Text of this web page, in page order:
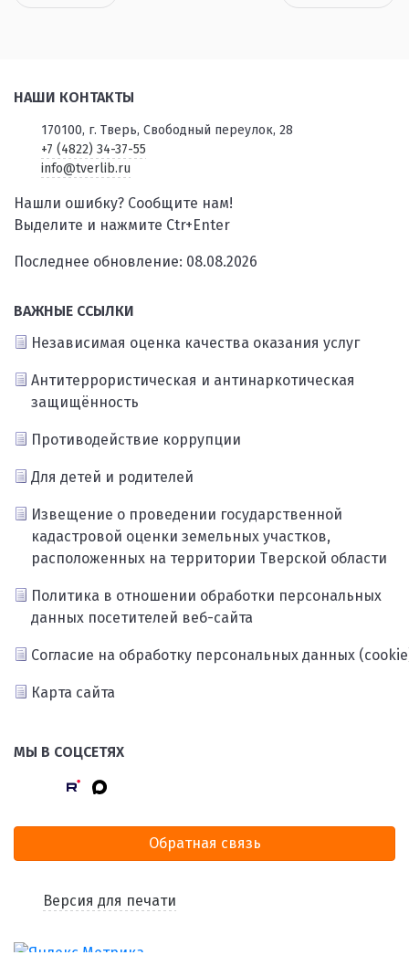
НАШИ КОНТАКТЫ
170100, г. Тверь, Свободный переулок, 28
+7 (4822) 34-37-55
info@tverlib.ru
Нашли ошибку? Сообщите нам!
Выделите и нажмите Ctr+Enter
Последнее обновление: 08.08.2026
ВАЖНЫЕ ССЫЛКИ
Независимая оценка качества оказания услуг
Антитеррористическая и антинаркотическая
защищённость
Противодействие коррупции
Для детей и родителей
Извещение о проведении государственной
кадастровой оценки земельных участков,
расположенных на территории Тверской области
Политика в отношении обработки персональных
данных посетителей веб-сайта
Согласие на обработку персональных данных
Карта сайта
МЫ В СОЦСЕТЯХ
Обратная связь
Версия для печати